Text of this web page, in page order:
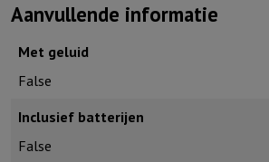
Aanvullende informatie
Met geluid
False
Inclusief batterijen
False